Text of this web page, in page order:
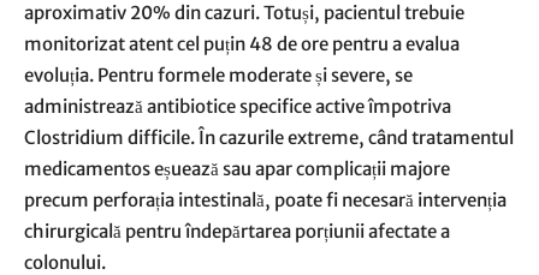
aproximativ 20% din cazuri. Totuși, pacientul trebuie
monitorizat atent cel puțin 48 de ore pentru a evalua
evoluția. Pentru formele moderate și severe, se
administrează antibiotice specifice active împotriva
Clostridium difficile. În cazurile extreme, când tratamentul
medicamentos eșuează sau apar complicații majore
precum perforația intestinală, poate fi necesară intervenția
chirurgicală pentru îndepărtarea porțiunii afectate a
colonului.